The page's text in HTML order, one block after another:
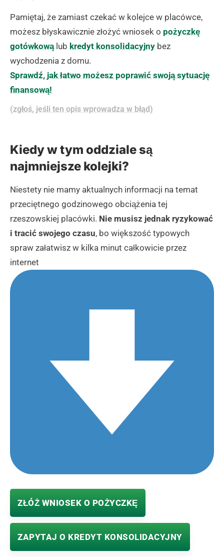
Pamiętaj, że zamiast czekać w kolejce w placówce,
możesz błyskawicznie złożyć wniosek o pożyczkę
gotówkowąlub kredyt konsolidacyjny bez
wychodzenia z domu.
Sprawdź, jak łatwo możesz poprawić swoją sytuację
finansową!
(zgłoś, jeśli ten opis wprowadza w błąd)
Kiedy w tym oddziale są
najmniejsze kolejki?
Niestety nie mamy aktualnych informacji na temat
przeciętnego godzinowego obciążenia tej
rzeszowskiej placówki. Nie musisz jednak ryzykować
i tracić swojego czasu, bo większość typowych
spraw załatwisz w kilka minut całkowicie przez
internet
ZŁÓŻ WNIOSEK O POŻYCZKĘ
ZAPYTAJ O KREDYT KONSOLIDACYJNY